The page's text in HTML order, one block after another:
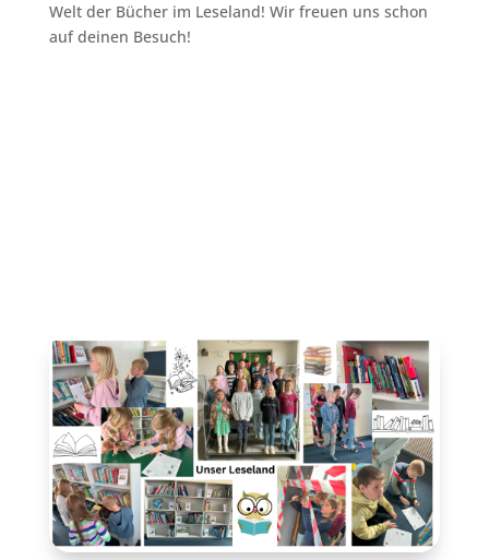
Welt der Bücher im Leseland! Wir freuen uns schon
auf deinen Besuch!